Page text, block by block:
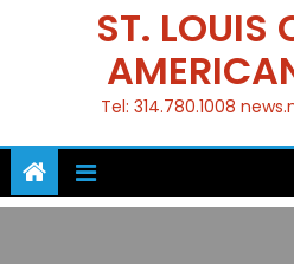
ST. LOUIS
Tel: 314.780.1008